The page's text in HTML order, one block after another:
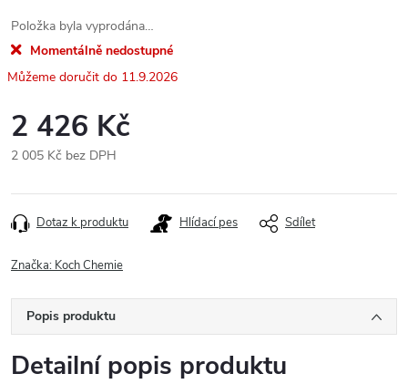
Položka byla vyprodána…
Momentálně nedostupné
11.9.2026
2 426 Kč
2 005 Kč bez DPH
cena:
Dotaz k produktu Hlídací pes Sdílet
Značka: Koch Chemie
Popis produktu
Detailní popis produktu